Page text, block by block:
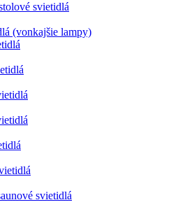
svietidlá
(vonkajšie lampy)
svietidlá